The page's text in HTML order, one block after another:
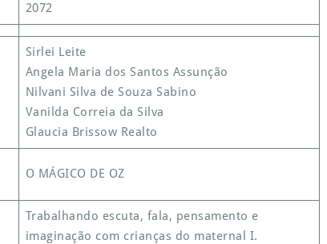
2072
Sirlei Leite
Angela Maria dos Santos Assunção
Nilvani Silva de Souza Sabino
Vanilda Correia da Silva
Glaucia Brissow Realto
O MÁGICO DE OZ
Trabalhando escuta, fala, pensamento e
imaginação com crianças do maternal I.